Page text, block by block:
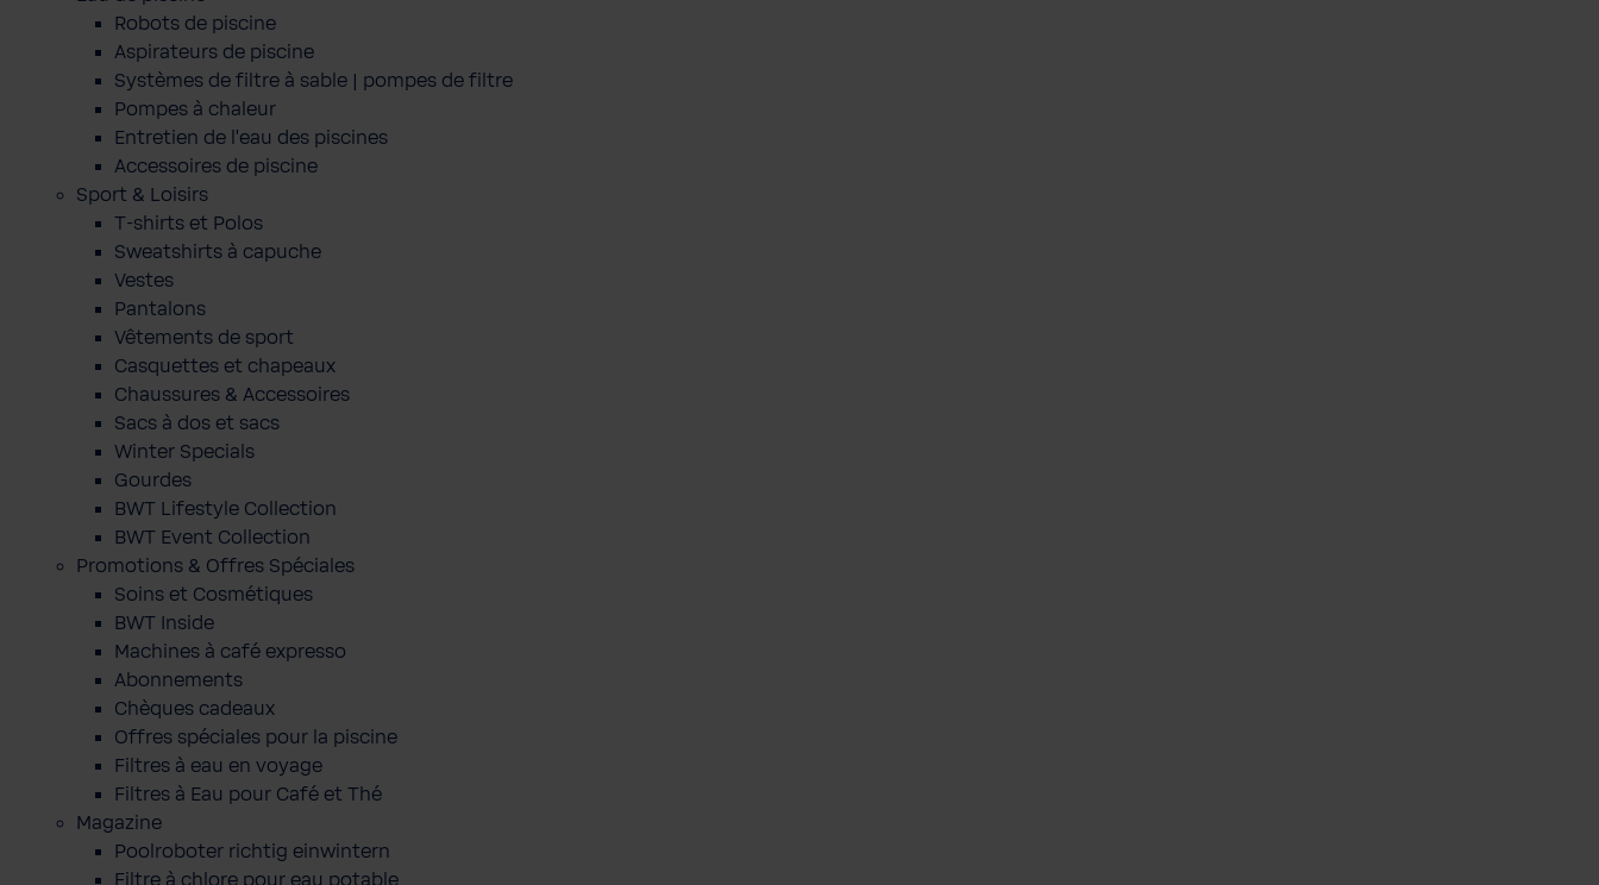
Robots de piscine
Aspirateurs de piscine
Systèmes de filtre à sable | pompes de filtre
Pompes à chaleur
Entretien de l'eau des piscines
Accessoires de piscine
Sport & Loisirs
T-shirts et Polos
Sweatshirts à capuche
Vestes
Pantalons
Vêtements de sport
Casquettes et chapeaux
Chaussures & Accessoires
Sacs à dos et sacs
Winter Specials
Gourdes
BWT Lifestyle Collection
BWT Event Collection
Promotions & Offres Spéciales
Soins et Cosmétiques
BWT Inside
Machines à café expresso
Abonnements
Chèques cadeaux
Offres spéciales pour la piscine
Filtres à eau en voyage
Filtres à Eau pour Café et Thé
Magazine
Poolroboter richtig einwintern
Filtre à chlore pour eau potable